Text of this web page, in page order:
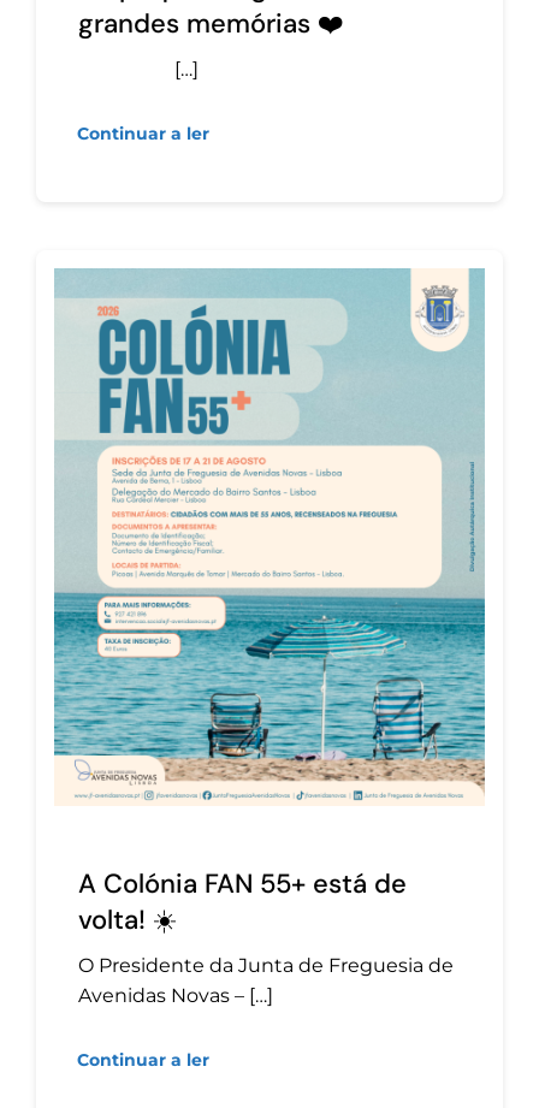
grandes memórias ❤️
[…]
Continuar a ler
A Colónia FAN 55+ está de
volta! ☀️
O Presidente da Junta de Freguesia de
Avenidas Novas – […]
Continuar a ler